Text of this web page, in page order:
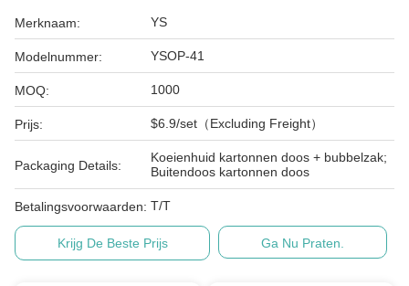
Merknaam: YS
Modelnummer: YSOP-41
MOQ: 1000
Prijs: $6.9/set（Excluding Freight）
Packaging Details:
Koeienhuid kartonnen doos + bubbelzak;
Buitendoos kartonnen doos
Betalingsvoorwaarden: T/T
Krijg De Beste Prijs Ga Nu Praten.